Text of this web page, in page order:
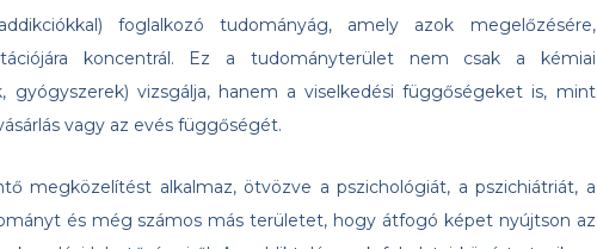
foglalkozó tudományág, amely azok megelőzésére,
koncentrál. Ez a tudományterület nem csak a kémiai
gyógyszerek) vizsgálja, hanem a viselkedési függőségeket is, mint
vagy az evés függőségét.
megközelítést alkalmaz, ötvözve a pszichológiát, a pszichiátriát, a
és még számos más területet, hogy átfogó képet nyújtson az